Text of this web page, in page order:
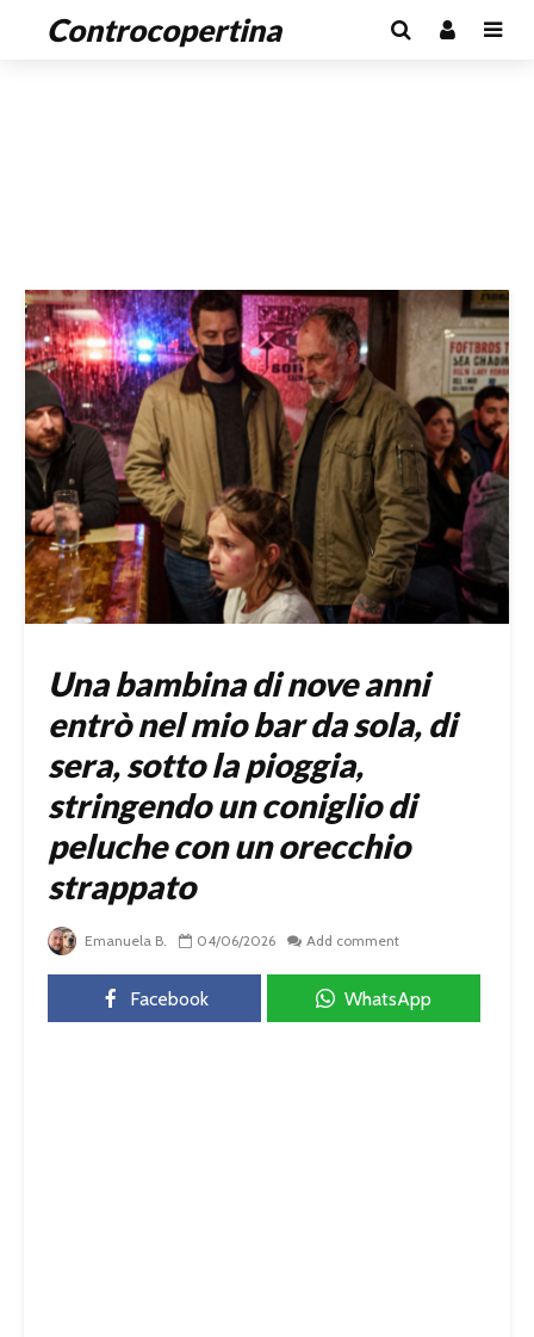
Controcopertina
Una bambina di nove anni
entrò nel mio bar da sola, di
sera, sotto la pioggia,
stringendo un coniglio di
peluche con un orecchio
strappato
Emanuela B. 04/06/2026 Add comment
Facebook WhatsApp